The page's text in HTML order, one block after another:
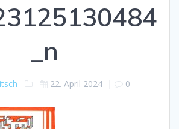
_n
22. April 2024 | 0